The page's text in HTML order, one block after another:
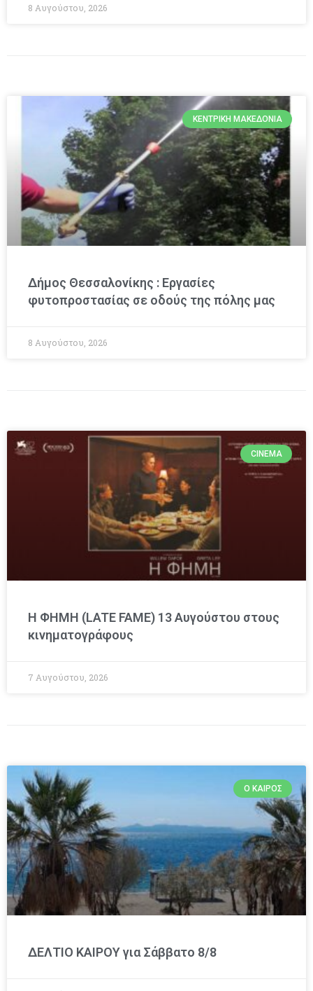
8 Αυγούστου, 2026
ΚΕΝΤΡΙΚΉ ΜΑΚΕΔΟΝΊΑ
Δήμος Θεσσαλονίκης : Εργασίες
φυτοπροστασίας σε οδούς της πόλης μας
8 Αυγούστου, 2026
CINEMA
Η ΦΗΜΗ (LATE FAME) 13 Αυγούστου στους
κινηματογράφους
7 Αυγούστου, 2026
Ο ΚΑΙΡΌΣ
ΔΕΛΤΙΟ ΚΑΙΡΟΥ για Σάββατο 8/8